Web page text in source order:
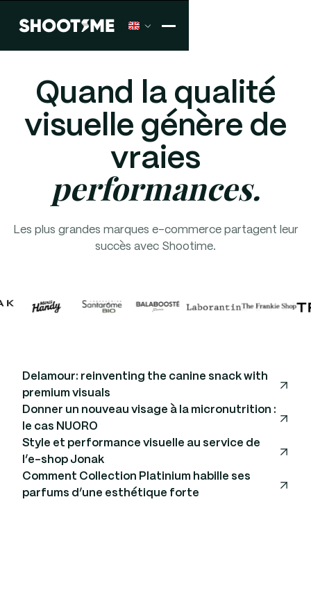
Quand la qualité
visuelle génère de
vraies
performances.
Les plus grandes marques e-commerce partagent leur
succès avec Shootime.
Delamour: reinventing the canine snack with
premium visuals
PHOTOS MANNEQUINS SANTÉ & BIEN-ÊTRE
Donner un nouveau visage à la micronutrition :
le cas NUORO
PHOTOS VIDEOS MANNEQUIN
Style et performance visuelle au service de
l’e-shop Jonak
CONTEXTE VIDÉOS PARFUMS
Comment Collection Platinium habille ses
parfums d’une esthétique forte